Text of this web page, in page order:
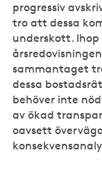
progressiv
tro att dessa
underskott.
sammantaget
dessa
behöver inte
av ökad
oavsett